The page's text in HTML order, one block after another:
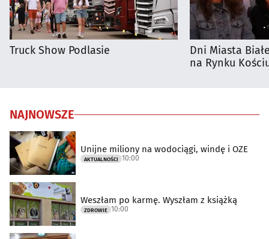
Truck Show Podlasie
Dni Miasta
na Rynku
NAJNOWSZE
Unijne miliony na wodociągi, windę i OZE
AKTUALNOŚCI 10:00
Weszłam po karmę. Wyszłam z książką
ZDROWIE 10:00